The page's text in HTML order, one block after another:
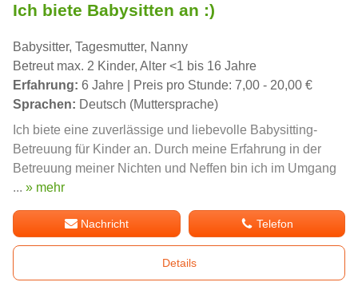
Ich biete Babysitten an :)
Babysitter, Tagesmutter, Nanny
Betreut max. 2 Kinder, Alter <1 bis 16 Jahre
Erfahrung: 6 Jahre | Preis pro Stunde: 7,00 - 20,00 €
Sprachen: Deutsch (Muttersprache)
Ich biete eine zuverlässige und liebevolle Babysitting-
Betreuung für Kinder an. Durch meine Erfahrung in der
Betreuung meiner Nichten und Neffen bin ich im Umgang
... » mehr
Nachricht Telefon
Details